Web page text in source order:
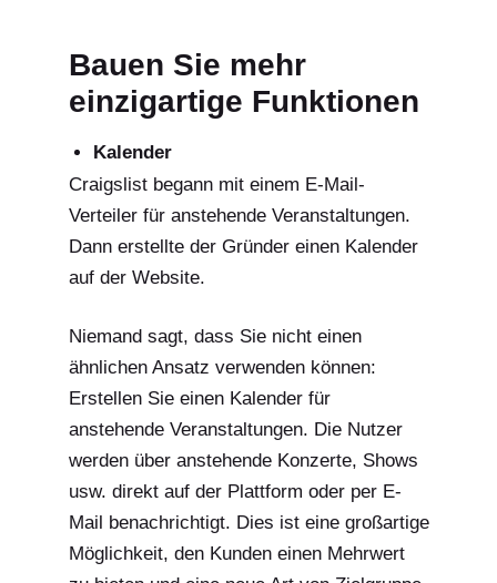
Bauen Sie mehr
einzigartige Funktionen
Kalender
Craigslist begann mit einem E-Mail-
Verteiler für anstehende Veranstaltungen.
Dann erstellte der Gründer einen Kalender
auf der Website.
Niemand sagt, dass Sie nicht einen
ähnlichen Ansatz verwenden können:
Erstellen Sie einen Kalender für
anstehende Veranstaltungen. Die Nutzer
werden über anstehende Konzerte, Shows
usw. direkt auf der Plattform oder per E-
Mail benachrichtigt. Dies ist eine großartige
Möglichkeit, den Kunden einen Mehrwert